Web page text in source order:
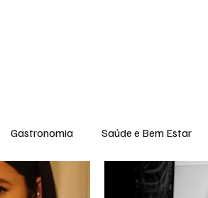
Gastronomia Saúde e Bem Estar
Moda e Beleza Meio Ambiente